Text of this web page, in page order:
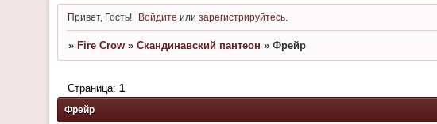
Привет, Гость! Войдите илизарегистрируйтесь
» Fire Crow » Скандинавский пантеон » Фрейр
Фрейр
Страница: 1